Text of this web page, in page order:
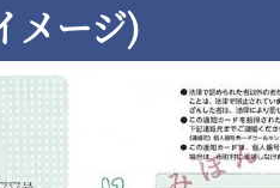
メージ)